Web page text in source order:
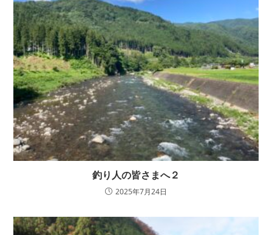
釣り人の皆さまへ２
2025年7月24日